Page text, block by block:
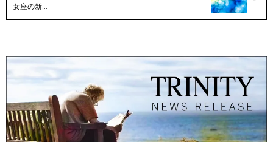
女座の新…